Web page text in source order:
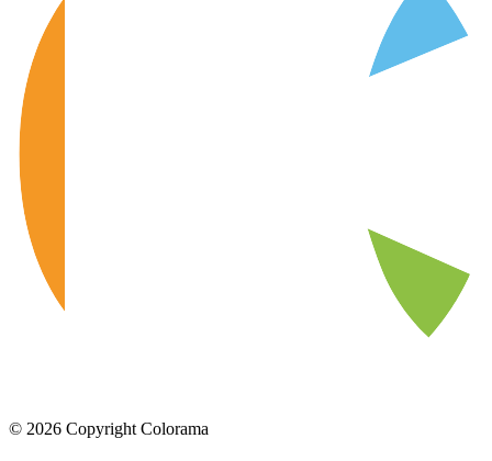
© 2026 Copyright Colorama